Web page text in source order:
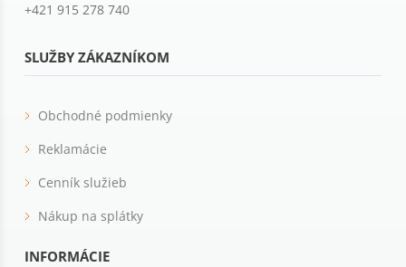
+421 915 278 740
SLUŽBY ZÁKAZNÍKOM
Obchodné podmienky
Reklamácie
Cenník služieb
Nákup na splátky
INFORMÁCIE